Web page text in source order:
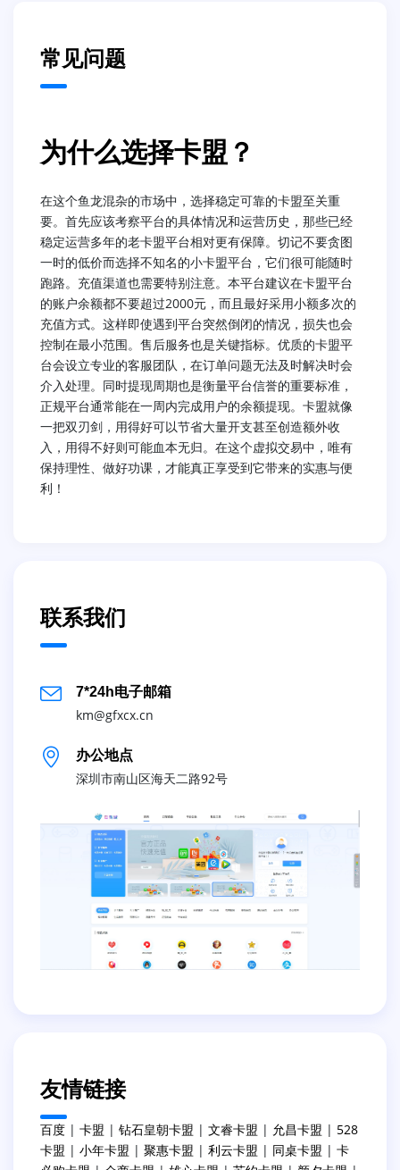
常见问题
为什么选择卡盟？
在这个鱼龙混杂的市场中，选择稳定可靠的卡盟至关重
要。首先应该考察平台的具体情况和运营历史，那些已经
稳定运营多年的老卡盟平台相对更有保障。切记不要贪图
一时的低价而选择不知名的小卡盟平台，它们很可能随时
跑路。充值渠道也需要特别注意。本平台建议在卡盟平台
的账户余额都不要超过2000元，而且最好采用小额多次的
充值方式。这样即使遇到平台突然倒闭的情况，损失也会
控制在最小范围。售后服务也是关键指标。优质的卡盟平
台会设立专业的客服团队，在订单问题无法及时解决时会
介入处理。同时提现周期也是衡量平台信誉的重要标准，
正规平台通常能在一周内完成用户的余额提现。卡盟就像
一把双刃剑，用得好可以节省大量开支甚至创造额外收
入，用得不好则可能血本无归。在这个虚拟交易中，唯有
保持理性、做好功课，才能真正享受到它带来的实惠与便
利！
联系我们
7*24h电子邮箱
km@gfxcx.cn
办公地点
深圳市南山区海天二路92号
友情链接
百度 | 卡盟 | 钻石皇朝卡盟 | 文睿卡盟 | 允昌卡盟 | 528
卡盟 | 小年卡盟 | 聚惠卡盟 | 利云卡盟 | 同桌卡盟 | 卡